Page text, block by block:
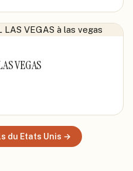
VEGAS
du Etats Unis →